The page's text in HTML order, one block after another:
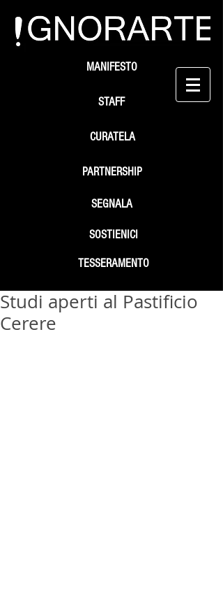
STAFF
SEGNALA
SOSTIENICI
MANIFESTO
PARTNERSHIP
TESSERAMENTO
CURATELA
Studi aperti al Pastificio
Cerere